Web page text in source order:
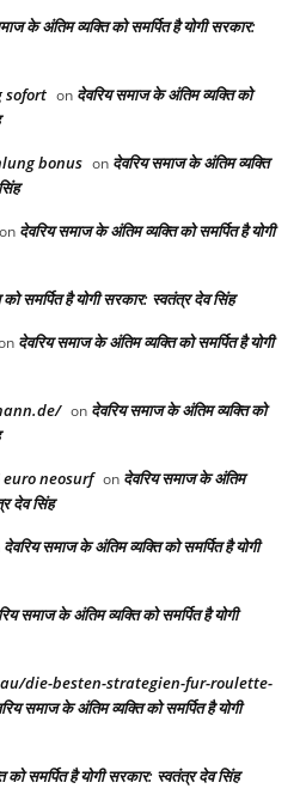
के अंतिम व्यक्ति को समर्पित है योगी सरकार:
sofort on देवरिय समाज के अंतिम व्यक्ति को
bonus on देवरिय समाज के अंतिम व्यक्ति
on देवरिय समाज के अंतिम व्यक्ति को समर्पित है योगी
समर्पित है योगी सरकार: स्वतंत्र देव सिंह
देवरिय समाज के अंतिम व्यक्ति को समर्पित है योगी
on देवरिय समाज के अंतिम व्यक्ति को
neosurf on देवरिय समाज के अंतिम
देव सिंह
देवरिय समाज के अंतिम व्यक्ति को समर्पित है योगी
समाज के अंतिम व्यक्ति को समर्पित है योगी
die-besten-strategien-fur-roulette-
समाज के अंतिम व्यक्ति को समर्पित है योगी
समर्पित है योगी सरकार: स्वतंत्र देव सिंह